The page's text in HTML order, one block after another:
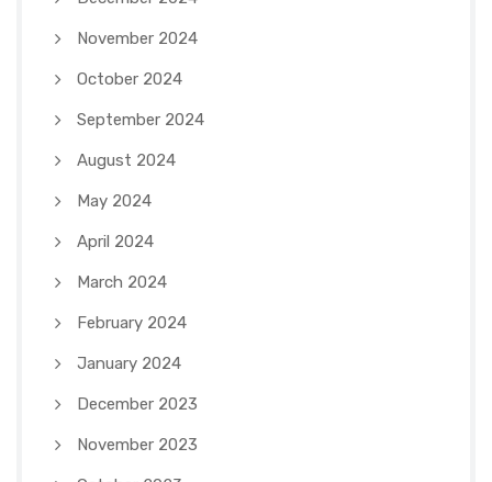
November 2024
October 2024
September 2024
August 2024
May 2024
April 2024
March 2024
February 2024
January 2024
December 2023
November 2023